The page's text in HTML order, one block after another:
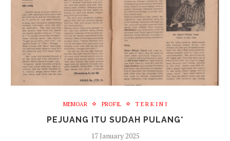
MEMOAR PROFIL T E R K I N I
PEJUANG ITU SUDAH PULANG*
17 January 2025